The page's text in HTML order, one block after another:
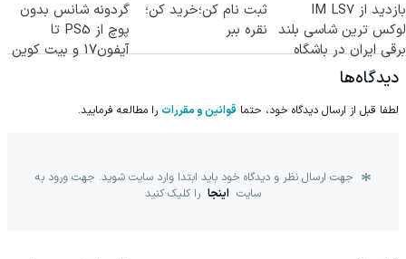
بازدید از IM LS7
لوکس ترین شاسی بلند
برقی ایران در باشگاه
انقلاب
ثبت نام کن؛خرید کن؛
نقره ببر
گردونه شانس بدون
پوچ از PS5 تا
آیفون17 و بیت کوین
دیدگاه‌ها
لطفا قبل از ارسال دیدگاه خود، حتما قوانین و مقررات را مطالعه فرمایید.
جهت ارسال نظر و دیدگاه خود باید ابتدا وارد سایت شوید. جهت ورود به
سایت اینجا را کلیک کنید